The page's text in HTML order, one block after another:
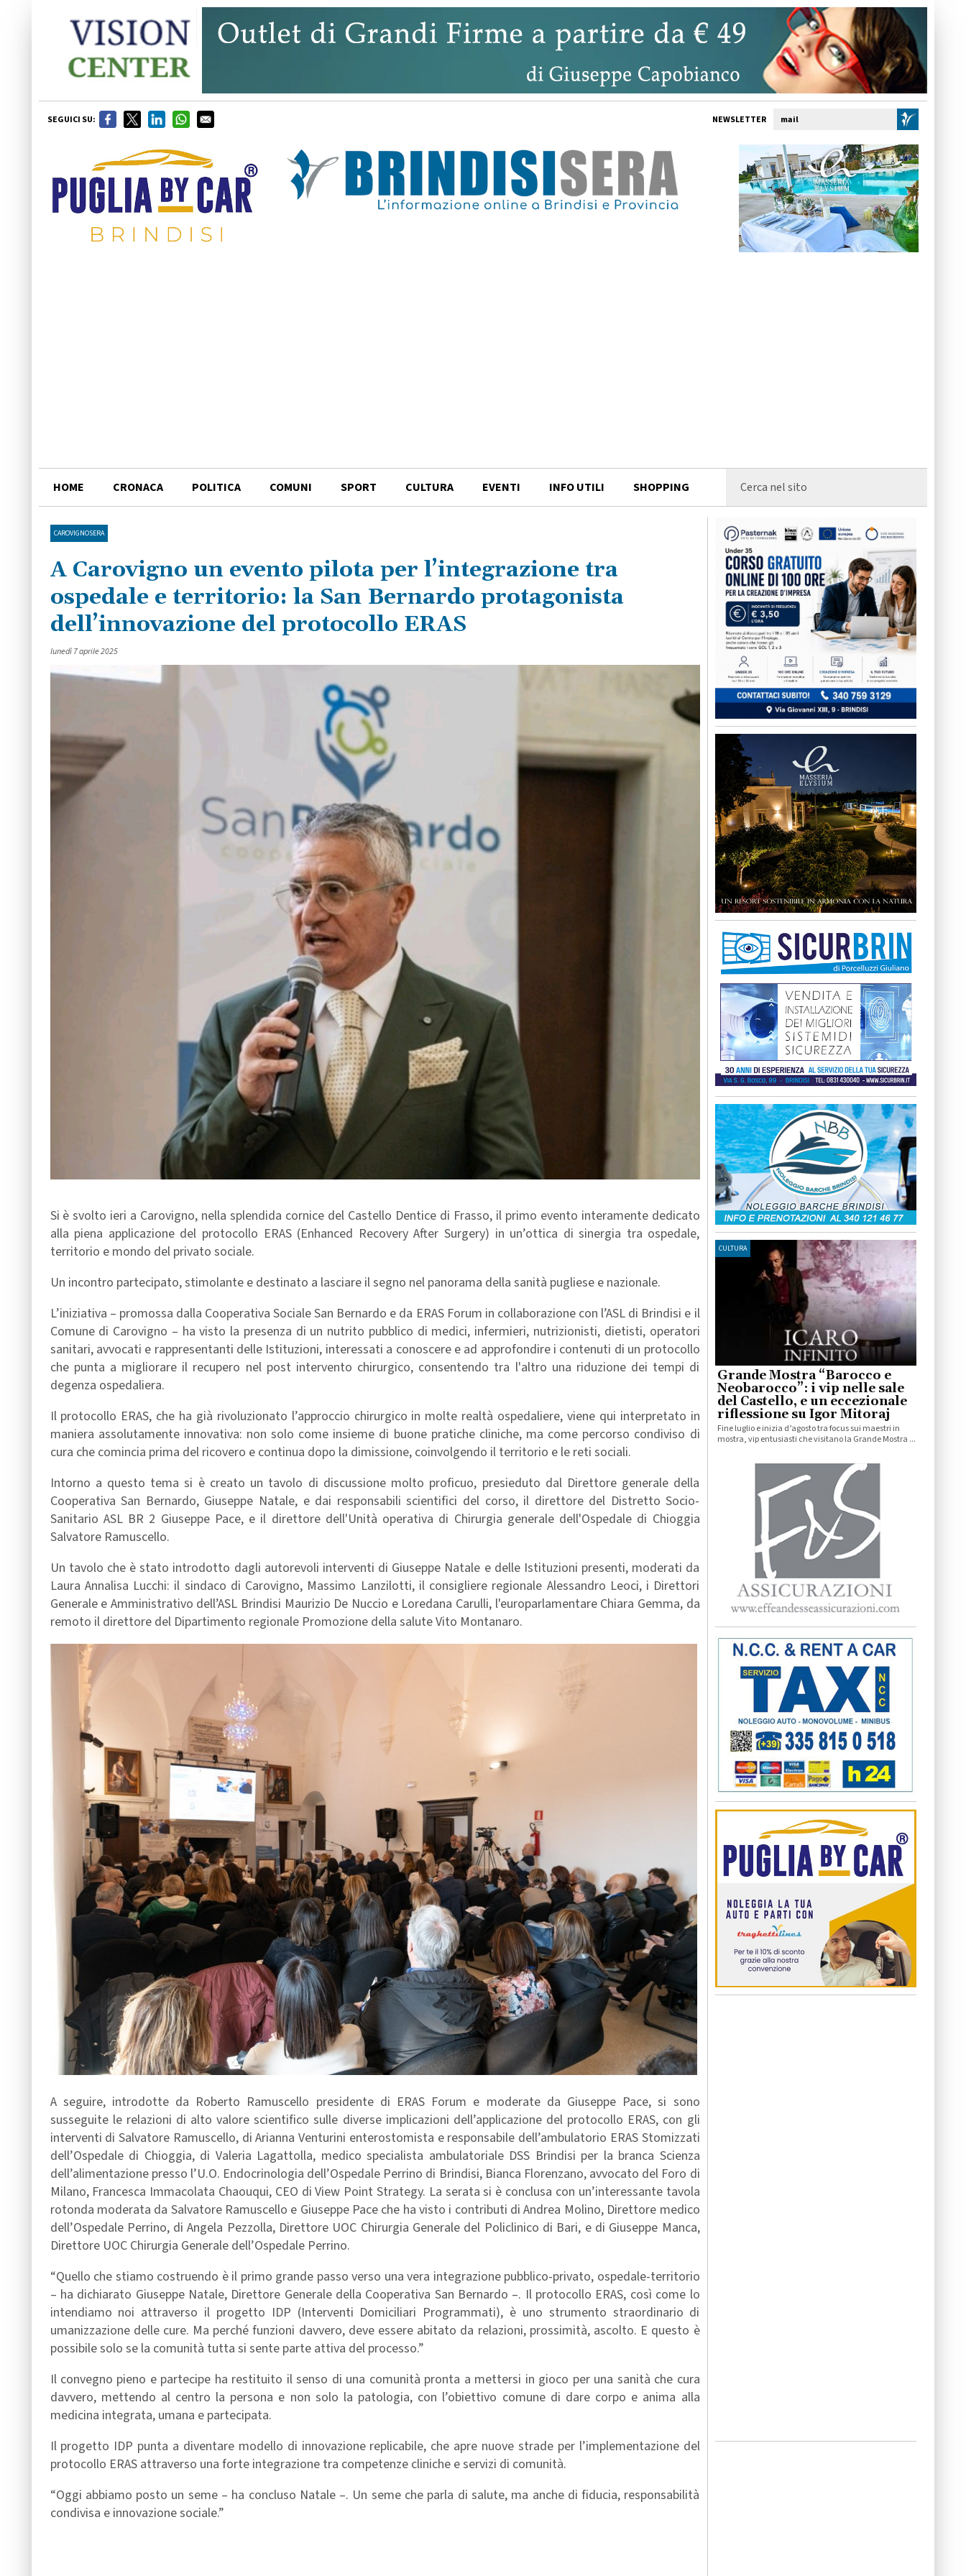
SEGUICI SU: NEWSLETTER
HOME CRONACA POLITICA COMUNI SPORT CULTURA EVENTI INFO UTILI SHOPPING
CAROVIGNOSERA
A Carovigno un evento pilota per l’integrazione tra
ospedale e territorio: la San Bernardo protagonista
dell’innovazione del protocollo ERAS
lunedì 7 aprile 2025
Si è svolto ieri a Carovigno, nella splendida cornice del Castello Dentice di Frasso, il primo evento interamente dedicato
alla piena applicazione del protocollo ERAS (Enhanced Recovery After Surgery) in un’ottica di sinergia tra ospedale,
territorio e mondo del privato sociale.
Un incontro partecipato, stimolante e destinato a lasciare il segno nel panorama della sanità pugliese e nazionale.
L’iniziativa – promossa dalla Cooperativa Sociale San Bernardo e da ERAS Forum in collaborazione con l’ASL di Brindisi e il
Comune di Carovigno – ha visto la presenza di un nutrito pubblico di medici, infermieri, nutrizionisti, dietisti, operatori
sanitari, avvocati e rappresentanti delle Istituzioni, interessati a conoscere e ad approfondire i contenuti di un protocollo
che punta a migliorare il recupero nel post intervento chirurgico, consentendo tra l'altro una riduzione dei tempi di
degenza ospedaliera.
Il protocollo ERAS, che ha già rivoluzionato l’approccio chirurgico in molte realtà ospedaliere, viene qui interpretato in
maniera assolutamente innovativa: non solo come insieme di buone pratiche cliniche, ma come percorso condiviso di
cura che comincia prima del ricovero e continua dopo la dimissione, coinvolgendo il territorio e le reti sociali.
Intorno a questo tema si è creato un tavolo di discussione molto proficuo, presieduto dal Direttore generale della
Cooperativa San Bernardo, Giuseppe Natale, e dai responsabili scientifici del corso, il direttore del Distretto Socio-
Sanitario ASL BR 2 Giuseppe Pace, e il direttore dell'Unità operativa di Chirurgia generale dell'Ospedale di Chioggia
Salvatore Ramuscello.
Un tavolo che è stato introdotto dagli autorevoli interventi di Giuseppe Natale e delle Istituzioni presenti, moderati da
Laura Annalisa Lucchi: il sindaco di Carovigno, Massimo Lanzilotti, il consigliere regionale Alessandro Leoci, i Direttori
Generale e Amministrativo dell’ASL Brindisi Maurizio De Nuccio e Loredana Carulli, l'europarlamentare Chiara Gemma, da
remoto il direttore del Dipartimento regionale Promozione della salute Vito Montanaro.
A seguire, introdotte da Roberto Ramuscello presidente di ERAS Forum e moderate da Giuseppe Pace, si sono
susseguite le relazioni di alto valore scientifico sulle diverse implicazioni dell’applicazione del protocollo ERAS, con gli
interventi di Salvatore Ramuscello, di Arianna Venturini enterostomista e responsabile dell’ambulatorio ERAS Stomizzati
dell’Ospedale di Chioggia, di Valeria Lagattolla, medico specialista ambulatoriale DSS Brindisi per la branca Scienza
dell’alimentazione presso l’U.O. Endocrinologia dell’Ospedale Perrino di Brindisi, Bianca Florenzano, avvocato del Foro di
Milano, Francesca Immacolata Chaouqui, CEO di View Point Strategy. La serata si è conclusa con un’interessante tavola
rotonda moderata da Salvatore Ramuscello e Giuseppe Pace che ha visto i contributi di Andrea Molino, Direttore medico
dell’Ospedale Perrino, di Angela Pezzolla, Direttore UOC Chirurgia Generale del Policlinico di Bari, e di Giuseppe Manca,
Direttore UOC Chirurgia Generale dell’Ospedale Perrino.
“Quello che stiamo costruendo è il primo grande passo verso una vera integrazione pubblico-privato, ospedale-territorio
– ha dichiarato Giuseppe Natale, Direttore Generale della Cooperativa San Bernardo –. Il protocollo ERAS, così come lo
intendiamo noi attraverso il progetto IDP (Interventi Domiciliari Programmati), è uno strumento straordinario di
umanizzazione delle cure. Ma perché funzioni davvero, deve essere abitato da relazioni, prossimità, ascolto. E questo è
possibile solo se la comunità tutta si sente parte attiva del processo.”
Il convegno pieno e partecipe ha restituito il senso di una comunità pronta a mettersi in gioco per una sanità che cura
davvero, mettendo al centro la persona e non solo la patologia, con l’obiettivo comune di dare corpo e anima alla
medicina integrata, umana e partecipata.
Il progetto IDP punta a diventare modello di innovazione replicabile, che apre nuove strade per l’implementazione del
protocollo ERAS attraverso una forte integrazione tra competenze cliniche e servizi di comunità.
“Oggi abbiamo posto un seme – ha concluso Natale –. Un seme che parla di salute, ma anche di fiducia, responsabilità
condivisa e innovazione sociale.”
CULTURA
Grande Mostra “Barocco e
Neobarocco”: i vip nelle sale
del Castello, e un eccezionale
riflessione su Igor Mitoraj
Fine luglio e inizia d’agosto tra focus sui maestri in
mostra, vip entusiasti che visitano la Grande Mostra ...